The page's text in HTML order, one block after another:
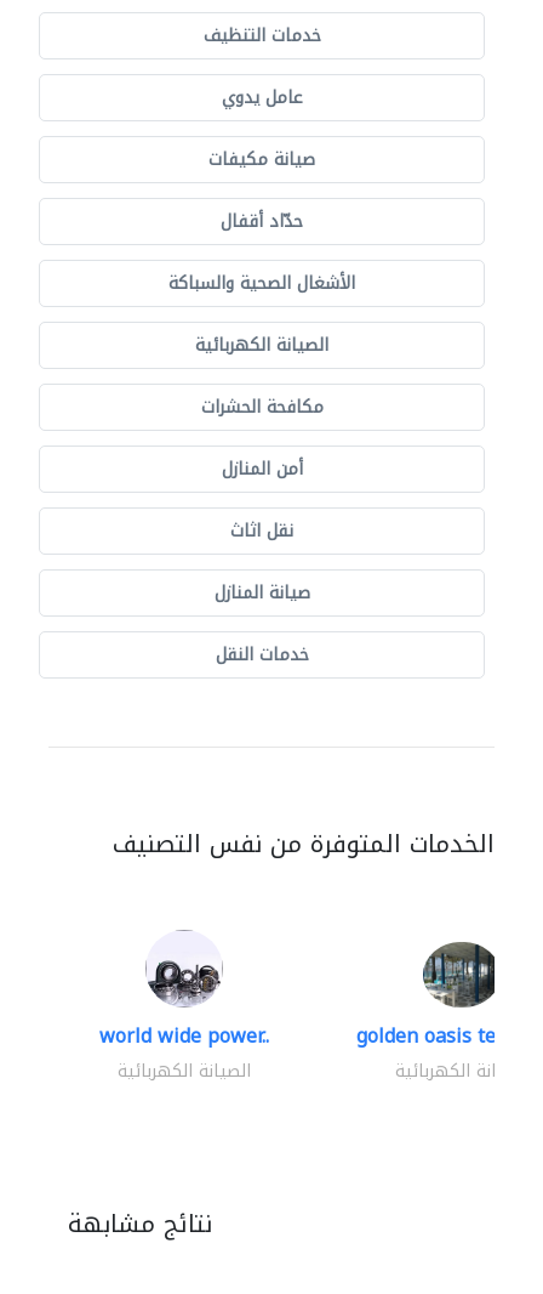
خدمات التنظيف
عامل يدوي
صيانة مكيفات
حدّاد أقفال
الأشغال الصحية والسباكة
الصيانة الكهربائية
مكافحة الحشرات
أمن المنازل
نقل اثاث
صيانة المنازل
خدمات النقل
الخدمات المتوفرة من نفس التصنيف
world wide power..
الصيانة الكهربائية
golden oasis
الصيانة الكهربائية
نتائج مشابهة